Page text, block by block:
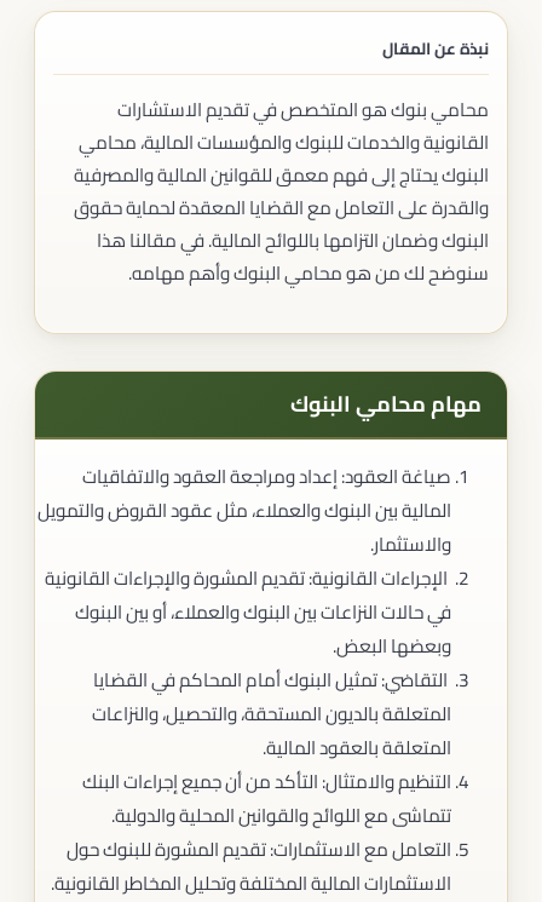
نبذة عن المقال
محامي بنوك هو المتخصص في تقديم الاستشارات
القانونية والخدمات للبنوك والمؤسسات المالية، محامي
البنوك يحتاج إلى فهم معمق للقوانين المالية والمصرفية
والقدرة على التعامل مع القضايا المعقدة لحماية حقوق
البنوك وضمان التزامها باللوائح المالية. في مقالنا هذا
سنوضح لك من هو محامي البنوك وأهم مهامه.
مهام محامي البنوك
صياغة العقود: إعداد ومراجعة العقود والاتفاقيات
المالية بين البنوك والعملاء، مثل عقود القروض والتمويل
والاستثمار.
الإجراءات القانونية: تقديم المشورة والإجراءات القانونية
في حالات النزاعات بين البنوك والعملاء، أو بين البنوك
وبعضها البعض.
التقاضي: تمثيل البنوك أمام المحاكم في القضايا
المتعلقة بالديون المستحقة، والتحصيل، والنزاعات
المتعلقة بالعقود المالية.
التنظيم والامتثال: التأكد من أن جميع إجراءات البنك
تتماشى مع اللوائح والقوانين المحلية والدولية.
التعامل مع الاستثمارات: تقديم المشورة للبنوك حول
الاستثمارات المالية المختلفة وتحليل المخاطر القانونية.